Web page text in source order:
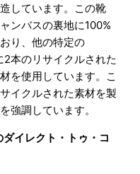
しています。この靴
ンバスの裏地に100%
り、他の特定の
本のリサイクルされた
を使用しています。こ
イクルされた素材を製
強調しています。
イレクト・トゥ・コ